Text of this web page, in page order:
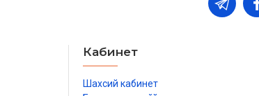
Кабинет
Шахсий кабинет